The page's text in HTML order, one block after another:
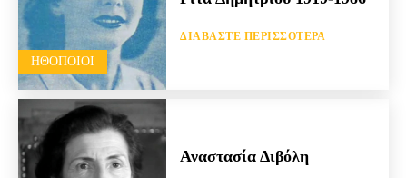
HΘΟΠΟΙΟΊ
ΔΙΑΒΆΣΤΕ ΠΕΡΙΣΣΌΤΕΡΑ
Αναστασία Διβόλη